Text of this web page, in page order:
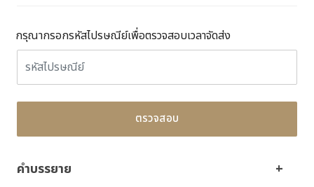
กรุณากรอกรหัสไปรษณีย์เพื่อตรวจสอบเวลาจัดส่ง
ตรวจสอบ
คำบรรยาย